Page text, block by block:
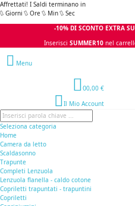
Affrettati! I Saldi terminano in
Giorni
Ore Min
Sec
-10% DI SCONTO EXTRA
Inserisci SUMMER10 nel
Menu
00,00 €
Il Mio Account
Seleziona categoria
Home
Camera da letto
Scaldasonno
Trapunte
Completi Lenzuola
Lenzuola flanella - caldo cotone
Copriletti trapuntati - trapuntini
Copriletti